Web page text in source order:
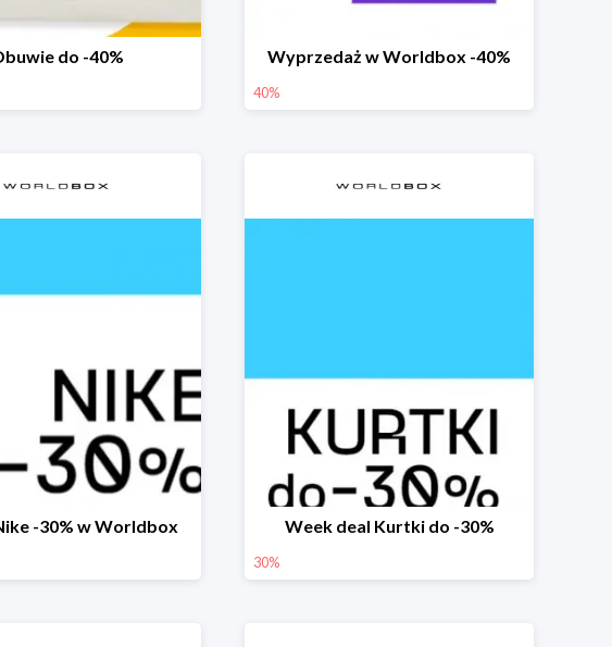
do -40% Wyprzedaż w Worldbox -40%
40%
-30% w Worldbox Week deal Kurtki do -30%
30%